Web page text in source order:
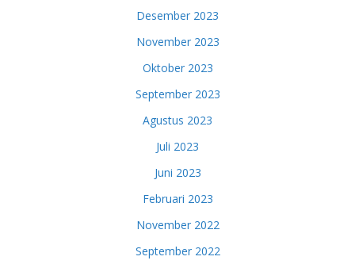
Desember 2023
November 2023
Oktober 2023
September 2023
Agustus 2023
Juli 2023
Juni 2023
Februari 2023
November 2022
September 2022